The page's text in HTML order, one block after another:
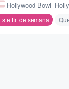
Hollywood Bowl,
fin de semana